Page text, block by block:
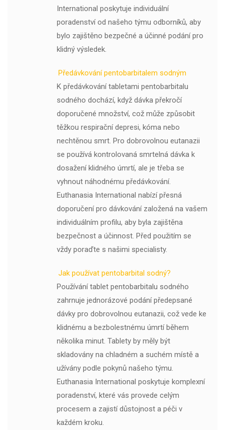
International poskytuje individuální
poradenství od našeho týmu odborníků, aby
bylo zajištěno bezpečné a účinné podání pro
klidný výsledek.
Předávkování pentobarbitalem sodným
K předávkování tabletami pentobarbitalu
sodného dochází, když dávka překročí
doporučené množství, což může způsobit
těžkou respirační depresi, kóma nebo
nechtěnou smrt. Pro dobrovolnou eutanazii
se používá kontrolovaná smrtelná dávka k
dosažení klidného úmrtí, ale je třeba se
vyhnout náhodnému předávkování.
Euthanasia International nabízí přesná
doporučení pro dávkování založená na vašem
individuálním profilu, aby byla zajištěna
bezpečnost a účinnost. Před použitím se
vždy poraďte s našimi specialisty.
Jak používat pentobarbital sodný?
Používání tablet pentobarbitalu sodného
zahrnuje jednorázové podání předepsané
dávky pro dobrovolnou eutanazii, což vede ke
klidnému a bezbolestnému úmrtí během
několika minut. Tablety by měly být
skladovány na chladném a suchém místě a
užívány podle pokynů našeho týmu.
Euthanasia International poskytuje komplexní
poradenství, které vás provede celým
procesem a zajistí důstojnost a péči v
každém kroku.